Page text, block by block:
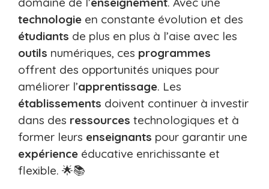
technologie en constante évolution et des
étudiants de plus en plus à l’aise avec les
outils numériques, ces programmes
offrent des opportunités uniques pour
améliorer l’apprentissage. Les
établissements doivent continuer à investir
dans des ressources technologiques et à
former leurs enseignants pour garantir une
expérience éducative enrichissante et
flexible. 🌟📚